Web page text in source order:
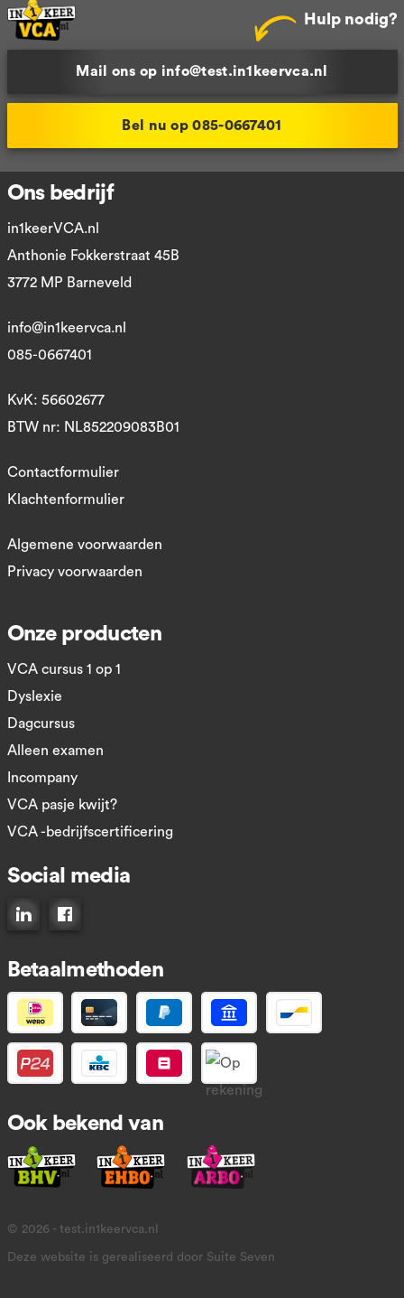
Hulp nodig?
Mail ons op info@test.in1keervca.nl
Bel nu op 085-0667401
Ons bedrijf
in1keerVCA.nl
Anthonie Fokkerstraat 45B
3772 MP Barneveld
info@in1keervca.nl
085-0667401
KvK: 56602677
BTW nr: NL852209083B01
Contactformulier
Klachtenformulier
Algemene voorwaarden
Privacy voorwaarden
Onze producten
VCA cursus 1 op 1
Dyslexie
Dagcursus
Alleen examen
Incompany
VCA pasje kwijt?
VCA -bedrijfscertificering
Social media
Connect op LinkedIn
Like ons op Facebook
Betaalmethoden
Ook bekend van
© 2026 - test.in1keervca.nl
Deze website is gerealiseerd door Suite Seven